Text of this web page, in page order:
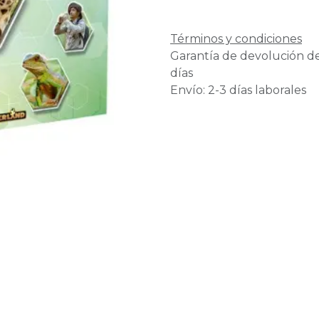
Términos y condiciones
Garantía de devolución
días
Envío: 2-3 días laborales